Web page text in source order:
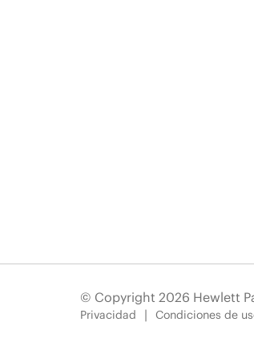
© Copyright 2026 Hewlett
Privacidad Condiciones de